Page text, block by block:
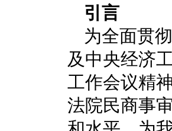
引言
为全面贯
及中央经济
工作会议精
法院民商事